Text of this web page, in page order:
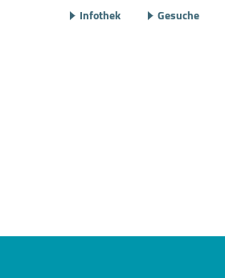
Infothek Gesuche